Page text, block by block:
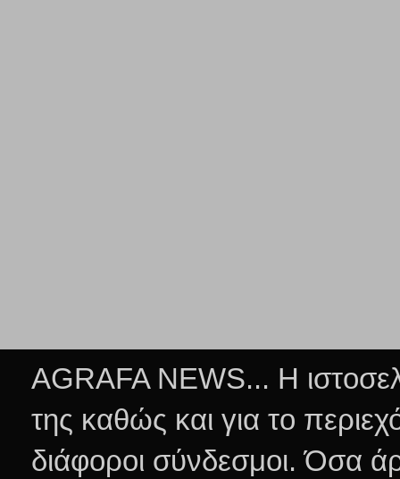
AGRAFA NEWS... Η
της καθώς και για το
διάφοροι σύνδεσμοι.Όσα